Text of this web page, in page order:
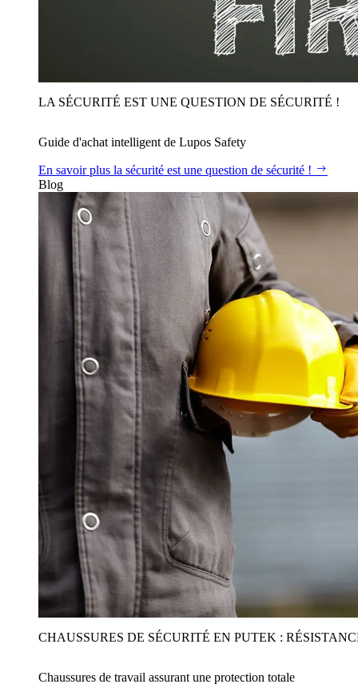
LA SÉCURITÉ EST UNE QUESTION DE SÉCURITÉ !
Guide d'achat intelligent de Lupos Safety
En savoir plus la sécurité est une question de sécurité !
Blog
CHAUSSURES DE SÉCURITÉ EN PUTEK :
Chaussures de travail assurant une protection totale